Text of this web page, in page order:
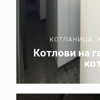
КОТЛАНИЦА
Котлови на